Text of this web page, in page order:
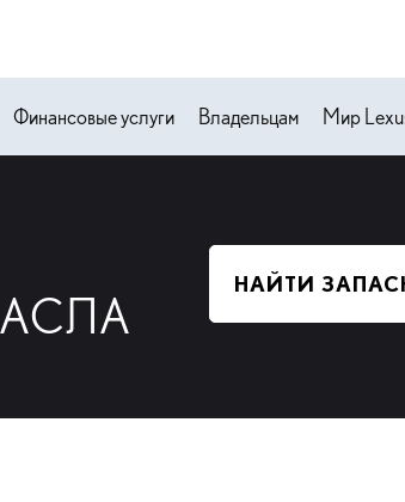
Финансовые услуги Владельцам Мир
НАЙТИ